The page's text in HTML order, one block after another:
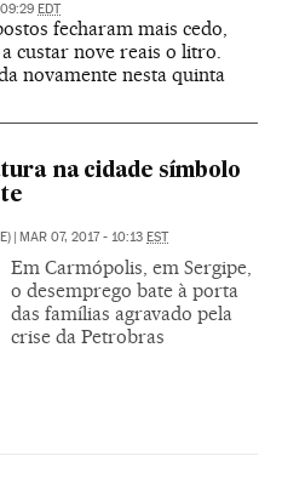
EDT
fecharam mais cedo,
custar nove reais o litro.
novamente nesta quinta
na cidade símbolo
MAR 07, 2017 - 10:13 EST
Em Carmópolis, em Sergipe,
o desemprego bate à porta
das famílias agravado pela
crise da Petrobras